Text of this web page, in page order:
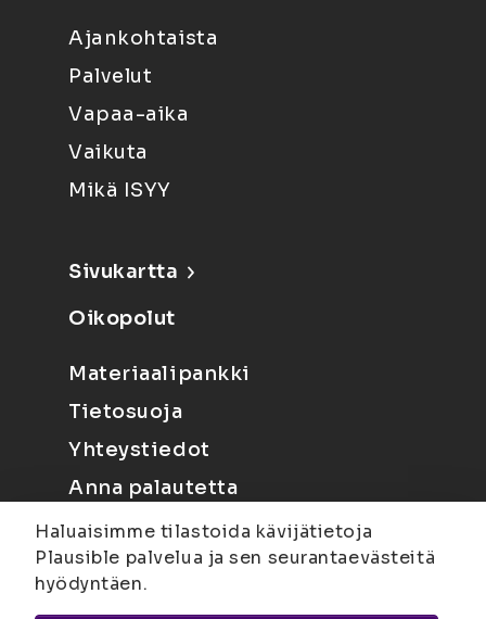
Ajankohtaista
Palvelut
Vapaa-aika
Vaikuta
Mikä ISYY
Sivukartta
Oikopolut
Materiaalipankki
Tietosuoja
Yhteystiedot
Anna palautetta
Haluaisimme tilastoida kävijätietoja
Plausible palvelua ja sen seurantaevästeitä
hyödyntäen.